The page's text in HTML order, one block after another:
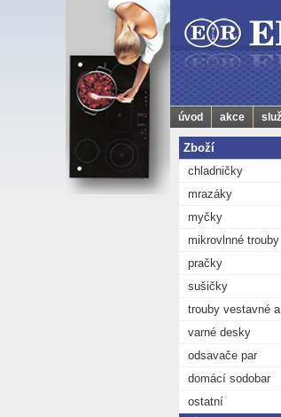
úvod akce
Zboží
chladničky
mrazáky
myčky
mikrovlnné trouby
pračky
sušičky
trouby vestavné
varné desky
odsavače par
domácí sodobar
ostatní